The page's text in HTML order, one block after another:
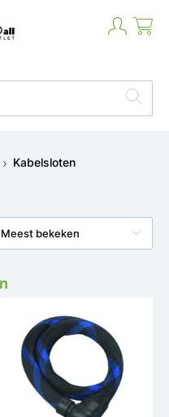
Kabelsloten
Meest bekeken